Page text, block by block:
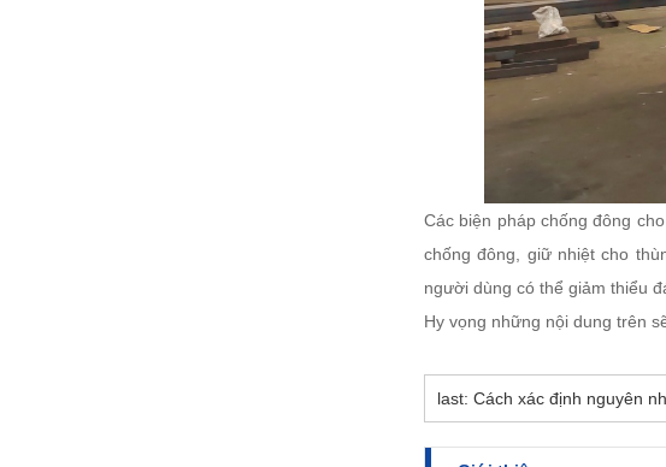
Các biện pháp chống đông
chống đông, giữ nhiệt cho
người dùng có thể giảm thiểu
Hy vọng những nội dung trên
last: Cách xác định nguyên